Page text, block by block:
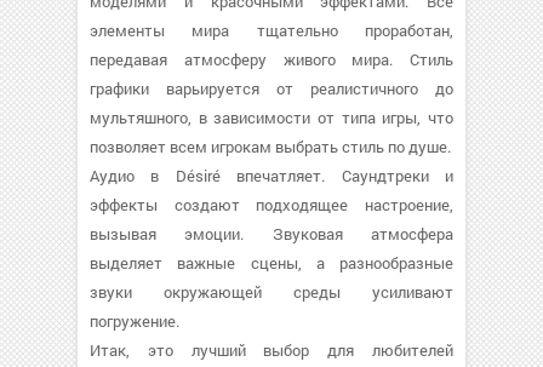
элементы мира тщательно проработан,
передавая атмосферу живого мира. Стиль
графики варьируется от реалистичного до
мультяшного, в зависимости от типа игры, что
позволяет всем игрокам выбрать стиль по душе.
Аудио в Désiré впечатляет. Саундтреки и
эффекты создают подходящее настроение,
вызывая эмоции. Звуковая атмосфера
выделяет важные сцены, а разнообразные
звуки окружающей среды усиливают
погружение.
Итак, это лучший выбор для любителей